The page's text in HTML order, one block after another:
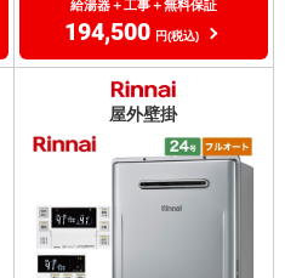
給湯器＋工事＋無料保証
194,500 円(税込)
屋外壁掛